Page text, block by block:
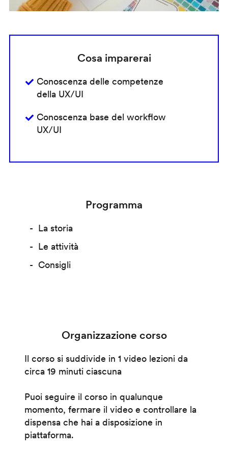
Cosa imparerai
Conoscenza delle competenze
della UX/UI
Conoscenza base del workflow
UX/UI
Programma
La storia
Le attività
Consigli
Organizzazione corso
Il corso si suddivide in 1 video lezioni da
circa 19 minuti ciascuna
Puoi seguire il corso in qualunque
momento, fermare il video e controllare la
dispensa che hai a disposizione in
piattaforma.